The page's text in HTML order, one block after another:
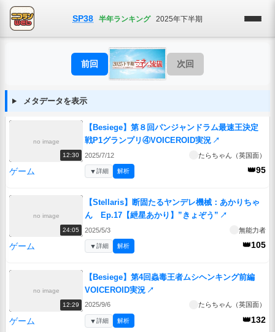
SP38 半年ランキング 2025年下半期
前回 次回
メタデータを表示
no image
12:30
【Besiege】第８回パンジャンドラム最速王決定
戦P1グランプリ④VOICEROID実況 ↗
2025/7/12 たらちゃん（英国面）
ゲーム 👑95
▼詳細 解析
no image
24:05
【Stellaris】断固たるヤンデレ機械：あかりちゃ
ん Ep.17【紲星あかり】”きょぞう” ↗
2025/5/3 無能力者
ゲーム 👑105
▼詳細 解析
no image
12:29
【Besiege】第4回蟲毒王者ムシヘンキング前編
VOICEROID実況 ↗
2025/9/6 たらちゃん（英国面）
ゲーム 👑132
▼詳細 解析